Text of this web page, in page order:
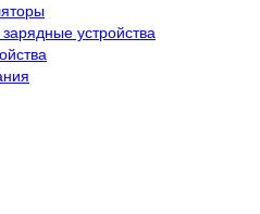
устройства